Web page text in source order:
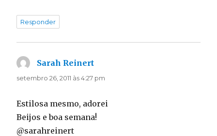
Responder
Sarah Reinert
setembro 26, 2011 às 4:27 pm
Estilosa mesmo, adorei
Beijos e boa semana!
@sarahreinert